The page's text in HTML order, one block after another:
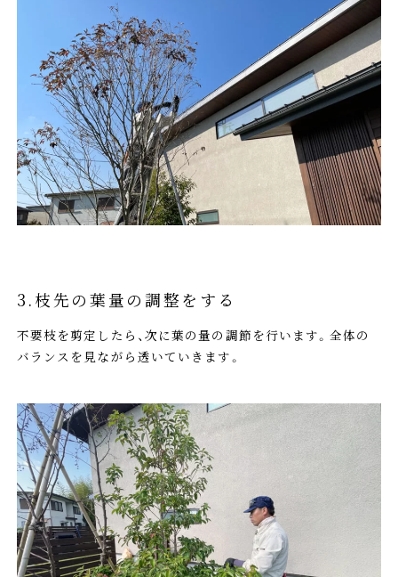
3.枝先の葉量の調整をする
不要枝を剪定したら、次に葉の量の調節を行います。全体の
バランスを見ながら透いていきます。